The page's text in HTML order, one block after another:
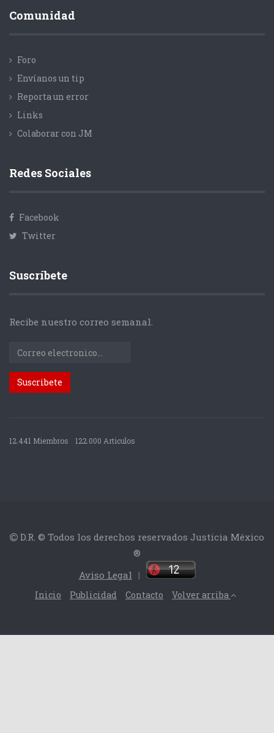
Comunidad
Foro
Envíanos un tip
Reporta un error
Links
Colaborar con JM
Redes Sociales
Facebook
Twitter
Suscríbete
Recibe nuestro correo semanal.
12.441 Miembros 122.000 Articulos
D.R. © Todos los derechos reservados Justicia México
®
Aviso Legal |
Inicio Publicidad Contacto Volver arriba